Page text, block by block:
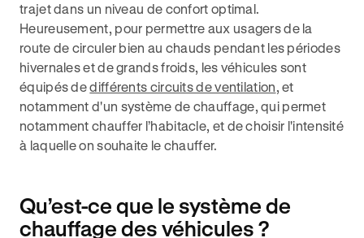
trajet dans un niveau de confort optimal.
Heureusement, pour permettre aux usagers de la
route de circuler bien au chauds pendant les périodes
hivernales et de grands froids, les véhicules sont
équipés dedifférents circuits de ventilation, et
notamment d'un système de chauffage, qui permet
notamment chauffer l’habitacle, et de choisir l'intensité
à laquelle on souhaite le chauffer.
Qu’est-ce que le système de
chauffage des véhicules ?